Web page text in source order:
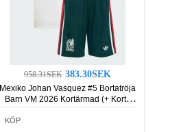
958.31SEK 383.30SEK
Mexiko Johan Vasquez #5 Bortatröja
Barn VM 2026 Kortärmad (+ Korta
byxor)
KÖP